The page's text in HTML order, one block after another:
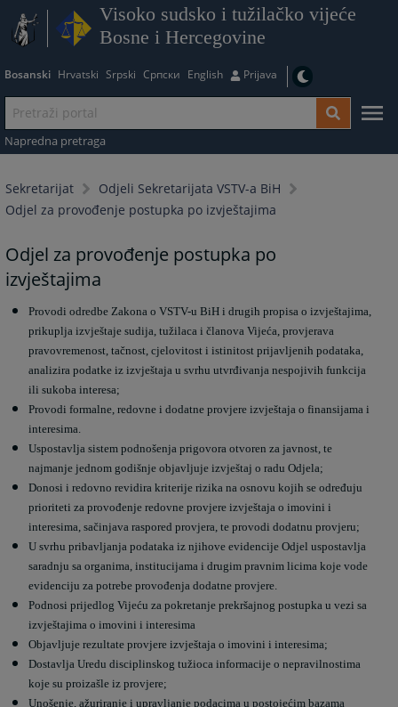
Visoko sudsko i tužilačko vijeće
Bosne i Hercegovine
Bosanski Hrvatski Srpski Српски English Prijava
Napredna pretraga
Sekretarijat
Odjeli Sekretarijata VSTV-a BiH
Odjel za provođenje postupka po izvještajima
Odjel za provođenje postupka po
izvještajima
Provodi odredbe Zakona o VSTV-u BiH i drugih propisa o izvještajima,
prikuplja izvještaje sudija, tužilaca i članova Vijeća, provjerava
pravovremenost, tačnost, cjelovitost i istinitost prijavljenih podataka,
analizira podatke iz izvještaja u svrhu utvrđivanja nespojivih funkcija
ili sukoba interesa;
Provodi formalne, redovne i dodatne provjere izvještaja o finansijama i
interesima.
Uspostavlja sistem podnošenja prigovora otvoren za javnost, te
najmanje jednom godišnje objavljuje izvještaj o radu Odjela;
Donosi i redovno revidira kriterije rizika na osnovu kojih se određuju
prioriteti za provođenje redovne provjere izvještaja o imovini i
interesima, sačinjava raspored provjera, te provodi dodatnu provjeru;
U svrhu pribavljanja podataka iz njihove evidencije Odjel uspostavlja
saradnju sa organima, institucijama i drugim pravnim licima koje vode
evidenciju za potrebe provođenja dodatne provjere.
Podnosi prijedlog Vijeću za pokretanje prekršajnog postupka u vezi sa
izvještajima o imovini i interesima
Objavljuje rezultate provjere izvještaja o imovini i interesima;
Dostavlja Uredu disciplinskog tužioca informacije o nepravilnostima
koje su proizašle iz provjere;
Unošenje, ažuriranje i upravljanje podacima u postojećim bazama